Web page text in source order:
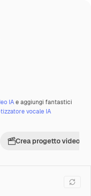
IAe aggiungi fantastici
vocale IA
Crea progetto video